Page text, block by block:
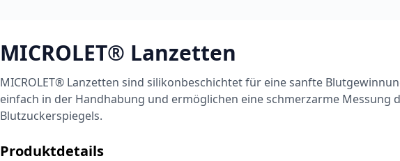
MICROLET® Lanzetten
MICROLET® Lanzetten sind silikonbeschichtet für eine sanfte
einfach in der Handhabung und ermöglichen eine schmerzarme Messung
Blutzuckerspiegels.
Produktdetails